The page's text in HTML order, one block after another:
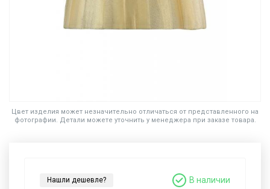
Цвет изделия может незначительно отличаться от представленного на
фотографии. Детали можете уточнить у менеджера при заказе товара.
Нашли дешевле? В наличии